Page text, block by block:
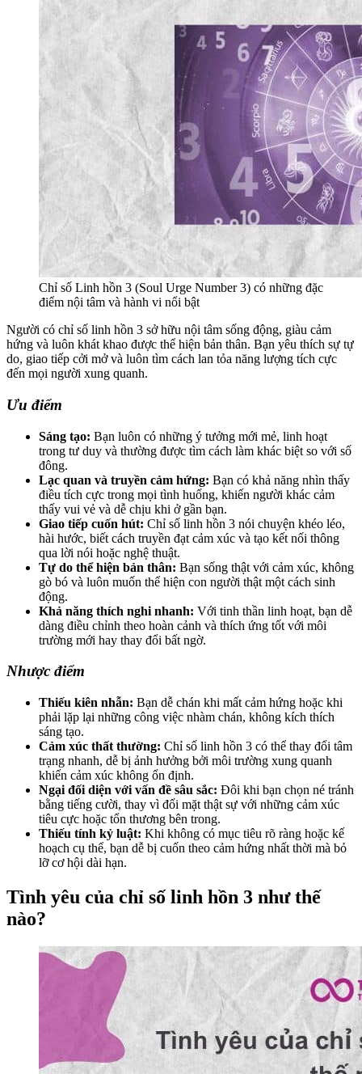
Chỉ số Linh hồn 3 (Soul Urge Number 3) có những đặc
điểm nội tâm và hành vi nổi bật
Người có chỉ số linh hồn 3 sở hữu nội tâm sống động, giàu cảm
hứng và luôn khát khao được thể hiện bản thân. Bạn yêu thích sự tự
do, giao tiếp cởi mở và luôn tìm cách lan tỏa năng lượng tích cực
đến mọi người xung quanh.
Ưu điểm
Sáng tạo: Bạn luôn có những ý tưởng mới mẻ, linh hoạt
trong tư duy và thường được tìm cách làm khác biệt so với số
đông.
Lạc quan và truyền cảm hứng: Bạn có khả năng nhìn thấy
điều tích cực trong mọi tình huống, khiến người khác cảm
thấy vui vẻ và dễ chịu khi ở gần bạn.
Giao tiếp cuốn hút: Chỉ số linh hồn 3 nói chuyện khéo léo,
hài hước, biết cách truyền đạt cảm xúc và tạo kết nối thông
qua lời nói hoặc nghệ thuật.
Tự do thể hiện bản thân: Bạn sống thật với cảm xúc, không
gò bó và luôn muốn thể hiện con người thật một cách sinh
động.
Khả năng thích nghi nhanh: Với tinh thần linh hoạt, bạn dễ
dàng điều chỉnh theo hoàn cảnh và thích ứng tốt với môi
trường mới hay thay đổi bất ngờ.
Nhược điểm
Thiếu kiên nhẫn: Bạn dễ chán khi mất cảm hứng hoặc khi
phải lặp lại những công việc nhàm chán, không kích thích
sáng tạo.
Cảm xúc thất thường: Chỉ số linh hồn 3 có thể thay đổi tâm
trạng nhanh, dễ bị ảnh hưởng bởi môi trường xung quanh
khiến cảm xúc không ổn định.
Ngại đối diện với vấn đề sâu sắc: Đôi khi bạn chọn né tránh
bằng tiếng cười, thay vì đối mặt thật sự với những cảm xúc
tiêu cực hoặc tổn thương bên trong.
Thiếu tính kỷ luật: Khi không có mục tiêu rõ ràng hoặc kế
hoạch cụ thể, bạn dễ bị cuốn theo cảm hứng nhất thời mà bỏ
lỡ cơ hội dài hạn.
Tình yêu của chỉ số linh hồn 3 như thế
nào?